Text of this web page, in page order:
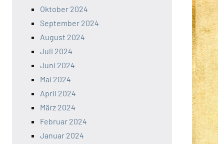
Oktober 2024
September 2024
August 2024
Juli 2024
Juni 2024
Mai 2024
April 2024
März 2024
Februar 2024
Januar 2024